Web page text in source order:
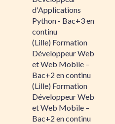
d'Applications
Python - Bac+3 en
continu
(Lille) Formation
Développeur Web
et Web Mobile –
Bac+2 en continu
(Lille) Formation
Développeur Web
et Web Mobile –
Bac+2 en continu